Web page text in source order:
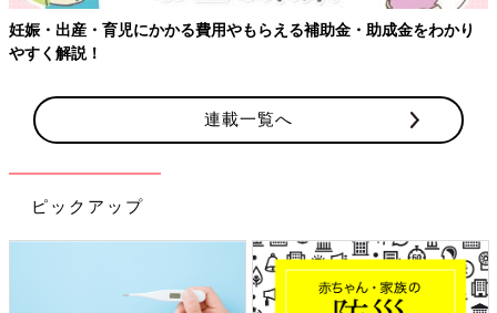
妊娠・出産・育児にかかる費用やもらえる補助金・助成金をわかり
やすく解説！
連載一覧へ
ピックアップ